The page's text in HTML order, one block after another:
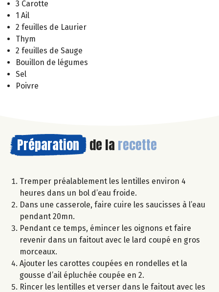
3 Carotte
1 Ail
2 feuilles de Laurier
Thym
2 feuilles de Sauge
Bouillon de légumes
Sel
Poivre
Préparation de la recette
Tremper préalablement les lentilles environ 4
heures dans un bol d’eau froide.
Dans une casserole, faire cuire les saucisses à l’eau
pendant 20mn.
Pendant ce temps, émincer les oignons et faire
revenir dans un faitout avec le lard coupé en gros
morceaux.
Ajouter les carottes coupées en rondelles et la
gousse d’ail épluchée coupée en 2.
Rincer les lentilles et verser dans le faitout avec les